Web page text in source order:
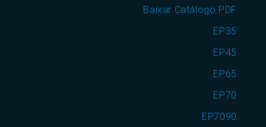
Baixar Catálogo PDF
EP35
EP45
EP65
EP70
EP7090